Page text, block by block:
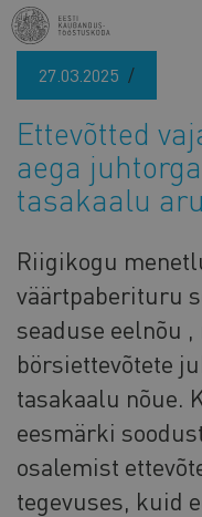
Liigu
edasi
põhisisu27.03.2025
Ettevõtted
aega
tasakaalu
Riigikogu
väärtpaberituru
seaduse eelnõu
börsiettevõtete
tasakaalu nõue.
eesmärki
osalemist
tegevuses, kuid